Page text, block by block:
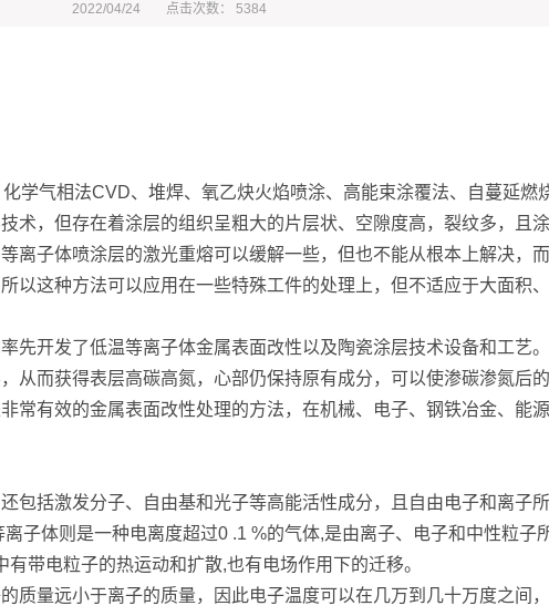
2022/04/24 点击次数： 5384
学气相法CVD、堆焊、氧乙炔火焰喷涂、高能束涂覆法、自蔓延燃
，但存在着涂层的组织呈粗大的片层状、空隙度高，裂纹多，且
离子体喷涂层的激光重熔可以缓解一些，但也不能从根本上解决，
以这种方法可以应用在一些特殊工件的处理上，但不适应于大面积
先开发了低温等离子体金属表面改性以及陶瓷涂层技术设备和工艺
从而获得表层高碳高氮，心部仍保持原有成分，可以使渗碳渗氮后
常有效的金属表面改性处理的方法，在机械、电子、钢铁冶金、能
包括激发分子、自由基和光子等高能活性成分，且自由电子和离子
子体则是一种电离度超过0 .1 %的气体,是由离子、电子和中性粒子
带电粒子的热运动和扩散,也有电场作用下的迁移。
质量远小于离子的质量，因此电子温度可以在几万到几十万度之间